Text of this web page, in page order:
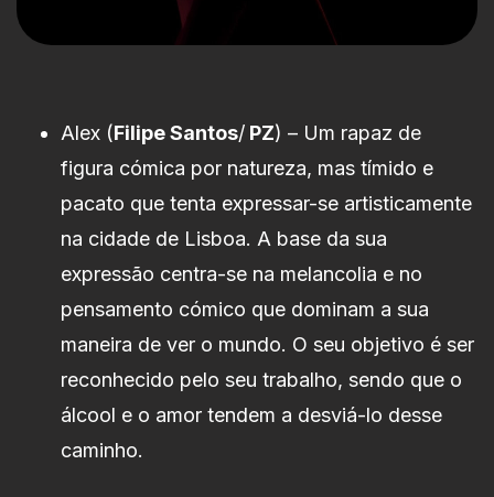
Alex (Filipe Santos/ PZ) – Um rapaz de
figura cómica por natureza, mas tímido e
pacato que tenta expressar-se artisticamente
na cidade de Lisboa. A base da sua
expressão centra-se na melancolia e no
pensamento cómico que dominam a sua
maneira de ver o mundo. O seu objetivo é ser
reconhecido pelo seu trabalho, sendo que o
álcool e o amor tendem a desviá-lo desse
caminho.